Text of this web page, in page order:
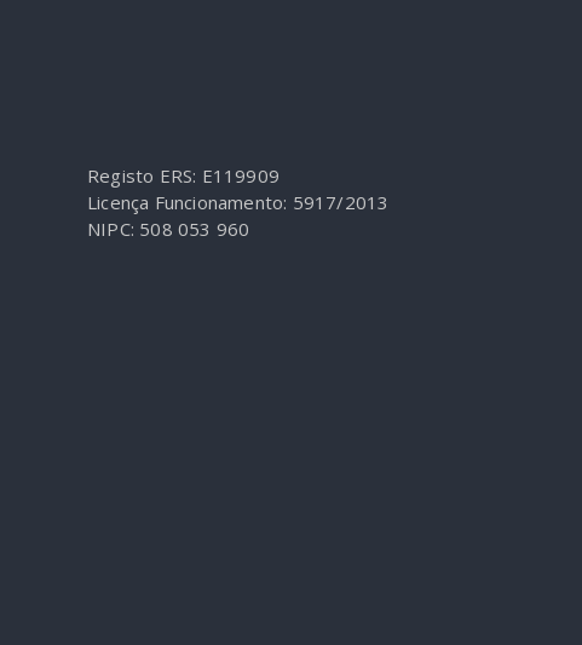
Registo ERS: E119909
Licença Funcionamento: 5917/2013
NIPC: 508 053 960